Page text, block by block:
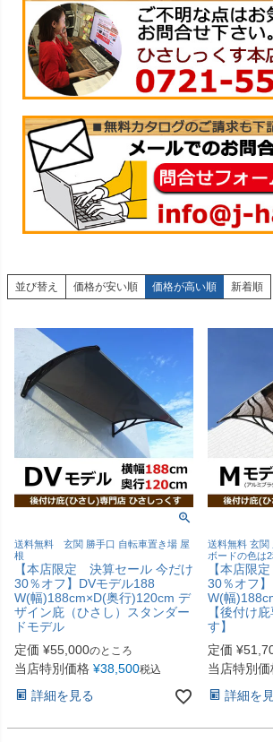
並び替え 価格が安い順 価格が高い順 新着順
送料無料 玄関 勝手口 自転車置き場 屋
根
【本店限定 決算セール 今だけ
30％オフ】DVモデル188
W(幅)188cm×D(奥行)120cm デ
ザイン庇（ひさし）スタンダー
ドモデル
定価 ¥55,000のところ
当店特別価格 ¥38,500税込
詳細を見る
送料無料 玄関
ボードの色は
【本店限
30％オフ
W(幅
【後付け
す】
定価 ¥
当店特別価
詳細を